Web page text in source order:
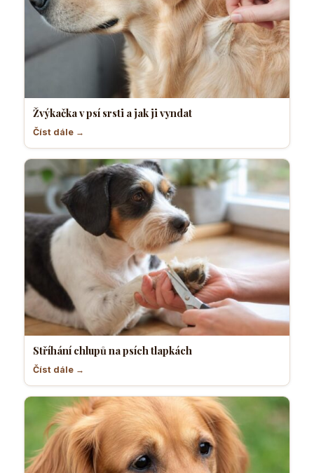
Žvýkačka v psí srsti a jak ji vyndat
Číst dále →
Stříhání chlupů na psích tlapkách
Číst dále →